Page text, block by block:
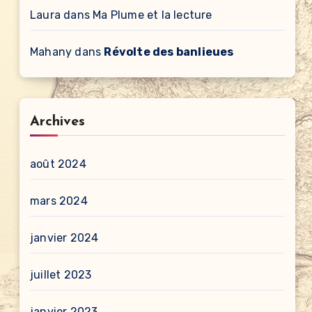
Laura dans Ma Plume et la lecture
Mahany dans Révolte des banlieues
Archives
août 2024
mars 2024
janvier 2024
juillet 2023